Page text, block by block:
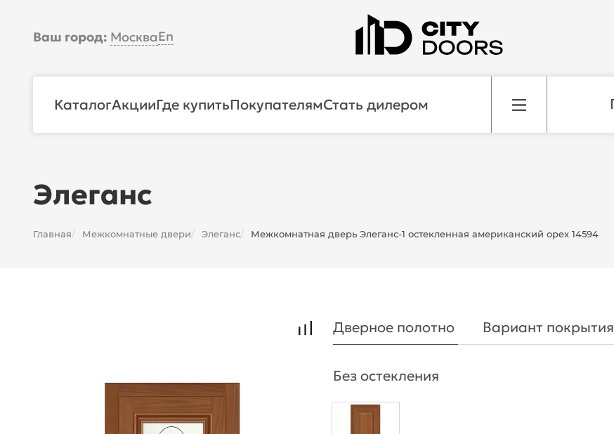
Ваш город: МоскваEn
КаталогАкцииГде купитьПокупателямСтать дилером
Элеганс
Главная/ Межкомнатные двери/ Элеганс/ Межкомнатная дверь Элеганс-1 остекленная американский орех 14594
Дверное полотно Вариант покрытия
Без остекления